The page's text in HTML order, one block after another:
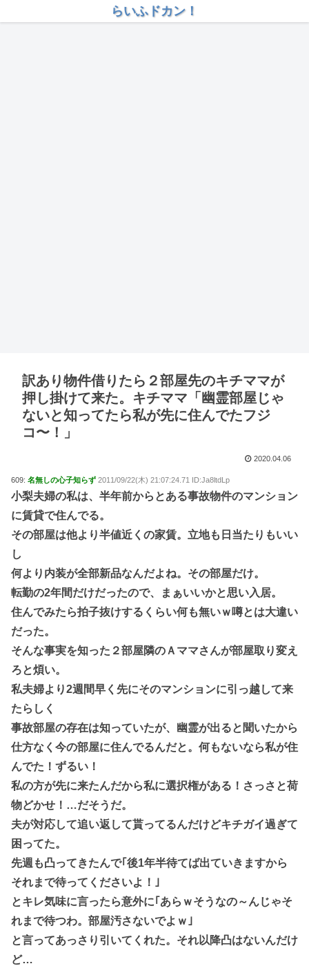
らいふドカン！
訳あり物件借りたら２部屋先のキチママが
押し掛けて来た。キチママ「幽霊部屋じゃ
ないと知ってたら私が先に住んでたフジ
コ〜！」
2020.04.06
609: 名無しの心子知らず 2011/09/22(木) 21:07:24.71 ID:Ja8ltdLp
小梨夫婦の私は、半年前からとある事故物件のマンション
に賃貸で住んでる。
その部屋は他より半値近くの家賃。立地も日当たりもいい
し
何より内装が全部新品なんだよね。その部屋だけ。
転勤の2年間だけだったので、まぁいいかと思い入居。
住んでみたら拍子抜けするくらい何も無いｗ噂とは大違い
だった。
そんな事実を知った２部屋隣のＡママさんが部屋取り変え
ろと煩い。
私夫婦より2週間早く先にそのマンションに引っ越して来
たらしく
事故部屋の存在は知っていたが、幽霊が出ると聞いたから
仕方なく今の部屋に住んでるんだと。何もないなら私が住
んでた！ずるい！
私の方が先に来たんだから私に選択権がある！さっさと荷
物どかせ！…だそうだ。
夫が対応して追い返して貰ってるんだけどキチガイ過ぎて
困ってた。
先週も凸ってきたんで｢後1年半待てば出ていきますから
それまで待ってくださいよ！｣
とキレ気味に言ったら意外に｢あらｗそうなの～んじゃそ
れまで待つわ。部屋汚さないでよｗ｣
と言ってあっさり引いてくれた。それ以降凸はないんだけ
ど…